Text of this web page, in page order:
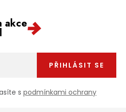
akce
s podmínkami ochrany
PŘIHLÁSIT SE